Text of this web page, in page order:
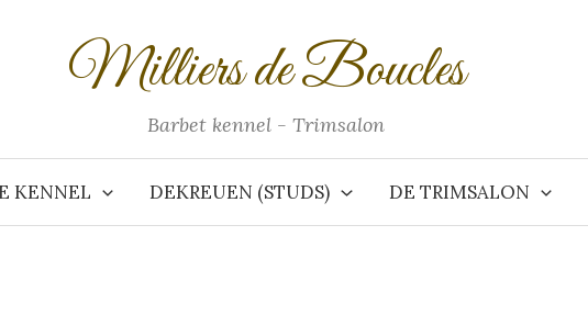
Milliers de Boucles
Barbet kennel - Trimsalon
KENNEL DEKREUEN (STUDS) DE TRIMSALON